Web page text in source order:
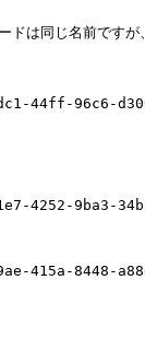
は同じ名前です
bdc1-44ff-96c6-
4252-9ba3-
49ae-415a-